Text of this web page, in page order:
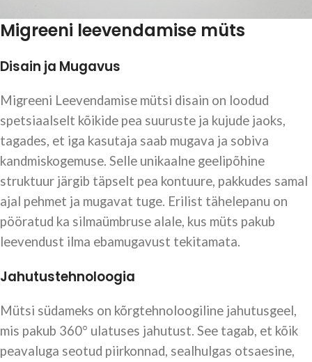
Migreeni leevendamise müts
Disain ja Mugavus
Migreeni Leevendamise mütsi disain on loodud
spetsiaalselt kõikide pea suuruste ja kujude jaoks,
tagades, et iga kasutaja saab mugava ja sobiva
kandmiskogemuse. Selle unikaalne geelipõhine
struktuur järgib täpselt pea kontuure, pakkudes samal
ajal pehmet ja mugavat tuge. Erilist tähelepanu on
pööratud ka silmaümbruse alale, kus müts pakub
leevendust ilma ebamugavust tekitamata.
Jahutustehnoloogia
Mütsi südameks on kõrgtehnoloogiline jahutusgeel,
mis pakub 360° ulatuses jahutust. See tagab, et kõik
peavaluga seotud piirkonnad, sealhulgas otsaesine,